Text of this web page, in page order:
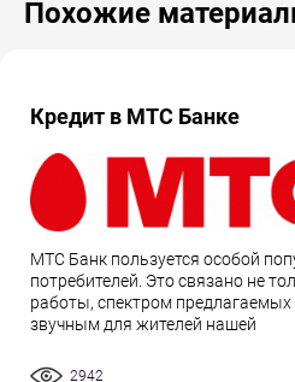
Похожие
Кредит в МТС Банке
МТС Банк пользуется особой
потребителей. Это связано не
работы, спектром предлагаемых
звучным для жителей нашей
2942